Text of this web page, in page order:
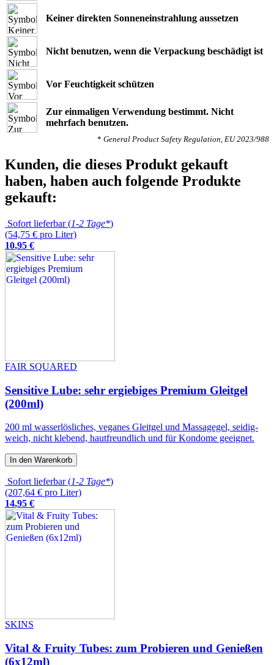
Keiner direkten Sonneneinstrahlung aussetzen
Nicht benutzen, wenn die Verpackung beschädigt ist
Vor Feuchtigkeit schützen
Zur einmaligen Verwendung bestimmt. Nicht
mehrfach benutzen.
* General Product Safety Regulation, EU 2023/988
Kunden, die dieses Produkt gekauft
haben, haben auch folgende Produkte
gekauft:
Sofort lieferbar (1-2 Tage*)
(54,75 € pro Liter)
10,95 €
FAIR SQUARED
Sensitive Lube: sehr ergiebiges Premium Gleitgel
(200ml)
200 ml wasserlösliches, veganes Gleitgel und Massagegel, seidig-
weich, nicht klebend, hautfreundlich und für Kondome geeignet.
In den Warenkorb
Sofort lieferbar (1-2 Tage*)
(207,64 € pro Liter)
14,95 €
SKINS
Vital & Fruity Tubes: zum Probieren und Genießen
(6x12ml)